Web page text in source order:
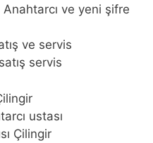
ve yeni şifre
ve servis
servis
ustası
Çilingir